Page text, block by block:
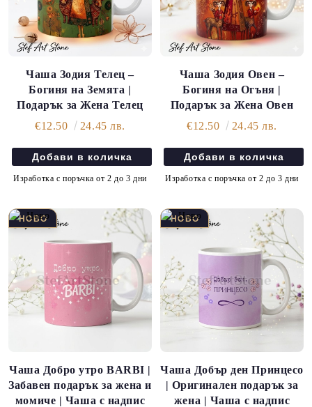
Чаша Зодия Телец –
Богиня на Земята |
Подарък за Жена Телец
€12.50
24.45 лв.
Изработка с поръчка от 2 до 3 дни
Чаша Зодия Овен –
Богиня на Огъня |
Подарък за Жена Овен
€12.50
24.45 лв.
Изработка с поръчка от 2 до 3 дни
Чаша Добро утро BARBI |
Забавен подарък за жена и
момиче | Чаша с надпис
Чаша Добър ден Принцесо
| Оригинален подарък за
жена | Чаша с надпис